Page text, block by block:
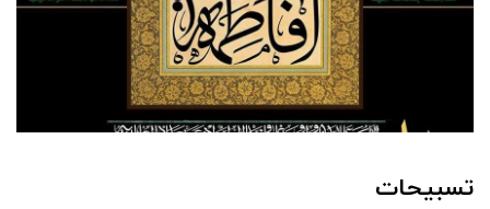
تسبیحات